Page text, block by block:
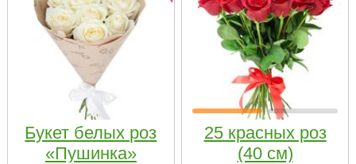
Букет белых роз
«Пушинка»
25 красных роз
(40 см)